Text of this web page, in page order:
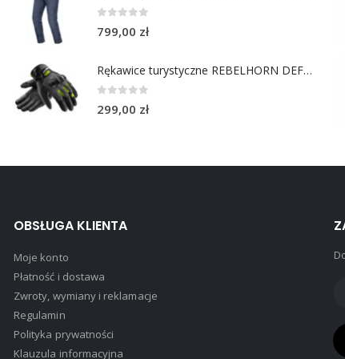
out of 5
799,00 zł
Rękawice turystyczne REBELHORN DEFENDER black yellow fluo
out of 5
299,00 zł
OBSŁUGA KLIENTA
Moje konto
Płatność i dostawa
Zwroty, wymiany i reklamacje
Regulamin
Polityka prywatności
Klauzula informacyjna